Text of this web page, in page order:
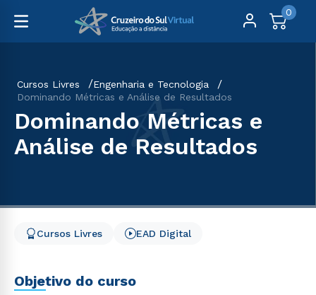
0
Cursos Livres
Engenharia e Tecnologia
Dominando Métricas e Análise de Resultados
Dominando Métricas e
Análise de Resultados
Cursos Livres EAD Digital
Objetivo do curso